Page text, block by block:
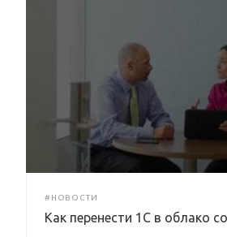
#НОВОСТИ
Как перенести 1С в облако